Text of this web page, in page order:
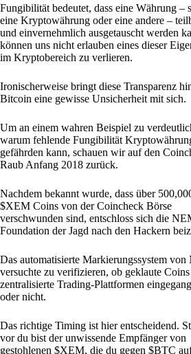
Fungibilität bedeutet, dass eine Währung –
eine Kryptowährung oder eine andere –
und einvernehmlich ausgetauscht werden
können uns nicht erlauben eines dieser
im Kryptobereich zu verlieren.
Ironischerweise bringt diese Transparenz
Bitcoin eine gewisse Unsicherheit mit sich.
Um an einem wahren Beispiel zu
warum fehlende Fungibilität
gefährden kann, schauen wir auf den
Raub Anfang 2018 zurück.
Nachdem bekannt wurde, dass über
$XEM Coins von der Coincheck Börse
verschwunden sind, entschloss sich die
Foundation der Jagd nach den Hackern
Das automatisierte Markierungssystem
versuchte zu verifizieren, ob geklaute
zentralisierte Trading-Plattformen
oder nicht.
Das richtige Timing ist hier entscheidend.
vor du bist der unwissende Empfänger von
gestohlenen $XEM, die du gegen $BTC